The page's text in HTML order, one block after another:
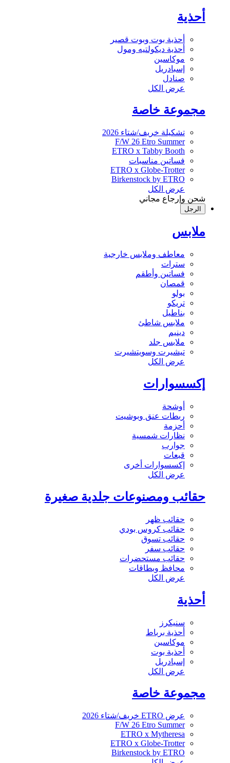
أحذية
أحذية بوت وبوت قصير
أحذية ديكولتيه ومول
موكاسين
إسبادريل
صنادل
عرض الكل
مجموعة خاصة
تشكيلة خريف/شتاء 2026
F/W 26 Etro Summer
ETRO x Tabby Booth
فساتين مناسبات
ETRO x Globe-Trotter
Birkenstock by ETRO
عرض الكل
شحن وإرجاع مجاني
الرجل
ملابس
معاطف وملابس خارجية
سترات
فساتين وأطقم
قمصان
بولو
تريكو
بناطيل
ملابس شاطئ
دينيم
ملابس جلد
تيشيرت وسويتشيرت
عرض الكل
إكسسوارات
أوشحة
ربطات عنق وبوشيت
أحزمة
نظارات شمسية
جوارب
قبعات
إكسسوارات أخرى
عرض الكل
حقائب ومصنوعات جلدية صغيرة
حقائب ظهر
حقائب كروس بودي
حقائب تسوق
حقائب سفر
حقائب مستحضرات
محافظ وبطاقات
عرض الكل
أحذية
سنيكرز
أحذية برباط
موكاسين
أحذية بوت
إسبادريل
عرض الكل
مجموعة خاصة
عرض ETRO خريف/شتاء 2026
F/W 26 Etro Summer
ETRO x Mytheresa
ETRO x Globe-Trotter
Birkenstock by ETRO